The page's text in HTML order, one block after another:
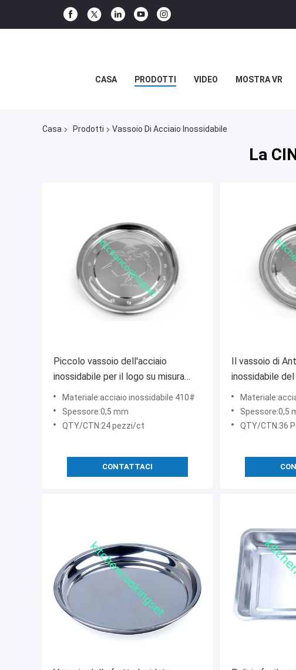
CASA PRODOTTI VIDEO MOSTRA VR
Casa Prodotti Vassoio Di Acciaio Inossidabile
La
Piccolo vassoio dell'acciaio
inossidabile per il logo su misura
ristorante inossidabile
Materiale:acciaio inossidabile 410#
Spessore:0,5 mm
QTY/CTN:24 pezzi/ct
CONTATTACI
Il vassoio di
inossidabile
acciaio
vassoio
Spessore:0,5
QTY/CTN:36